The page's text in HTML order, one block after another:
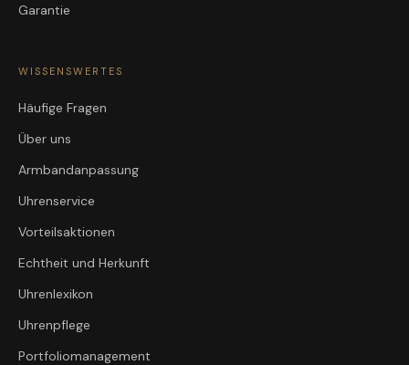
Garantie
WISSENSWERTES
Häufige Fragen
Über uns
Armbandanpassung
Uhrenservice
Vorteilsaktionen
Echtheit und Herkunft
Uhrenlexikon
Uhrenpflege
Portfoliomanagement